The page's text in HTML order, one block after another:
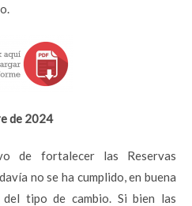
de 2024
de fortalecer las Reservas
no se ha cumplido, en buena
tipo de cambio. Si bien las